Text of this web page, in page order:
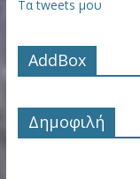
Τα tweets μου
AddBox
Δημοφιλή